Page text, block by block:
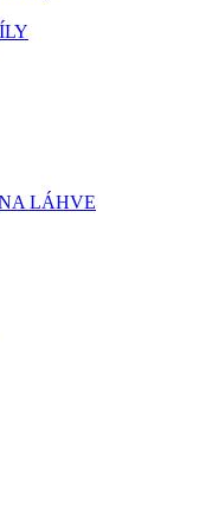
LÁHVE